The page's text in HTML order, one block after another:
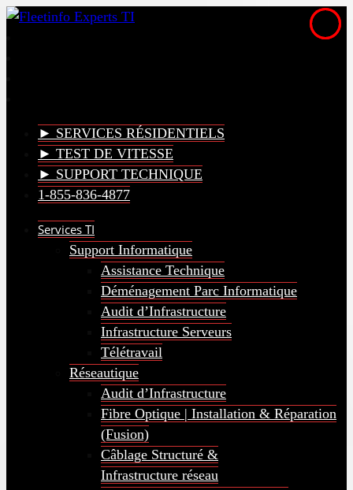
► SERVICES RÉSIDENTIELS
► TEST DE VITESSE
► SUPPORT TECHNIQUE
1-855-836-4877
Services TI
Support Informatique
Assistance Technique
Déménagement Parc Informatique
Audit d’Infrastructure
Infrastructure Serveurs
Télétravail
Réseautique
Audit d’Infrastructure
Fibre Optique | Installation & Réparation
(Fusion)
Câblage Structuré &
Infrastructure réseau